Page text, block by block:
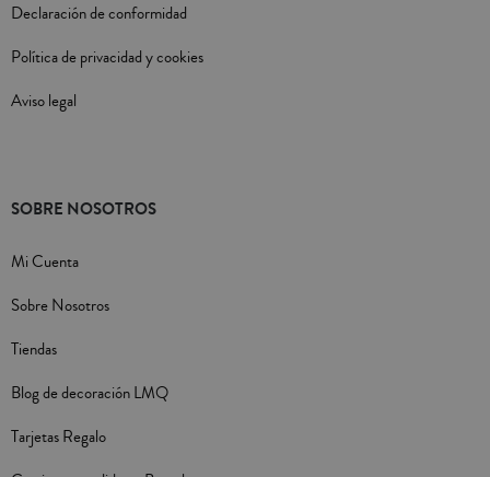
Declaración de conformidad
Política de privacidad y cookies
Aviso legal
SOBRE NOSOTROS
Mi Cuenta
Sobre Nosotros
Tiendas
Blog de decoración LMQ
Tarjetas Regalo